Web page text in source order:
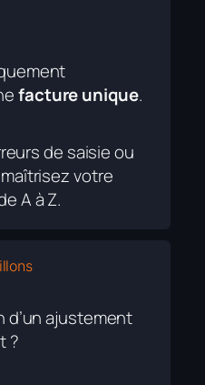
facture unique.
de saisie ou
votre
A à Z.
d’un ajustement
?